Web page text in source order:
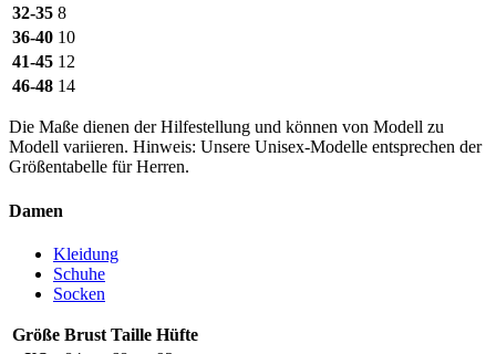
32-35 8
36-40 10
41-45 12
46-48 14
Die Maße dienen der Hilfestellung und können von Modell zu
Modell variieren. Hinweis: Unsere Unisex-Modelle entsprechen der
Größentabelle für Herren.
Damen
Kleidung
Schuhe
Socken
Größe Brust Taille Hüfte